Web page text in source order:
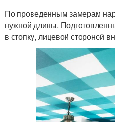
По проведенным замерам
нужной длины.
в стопку, лицевой стороной